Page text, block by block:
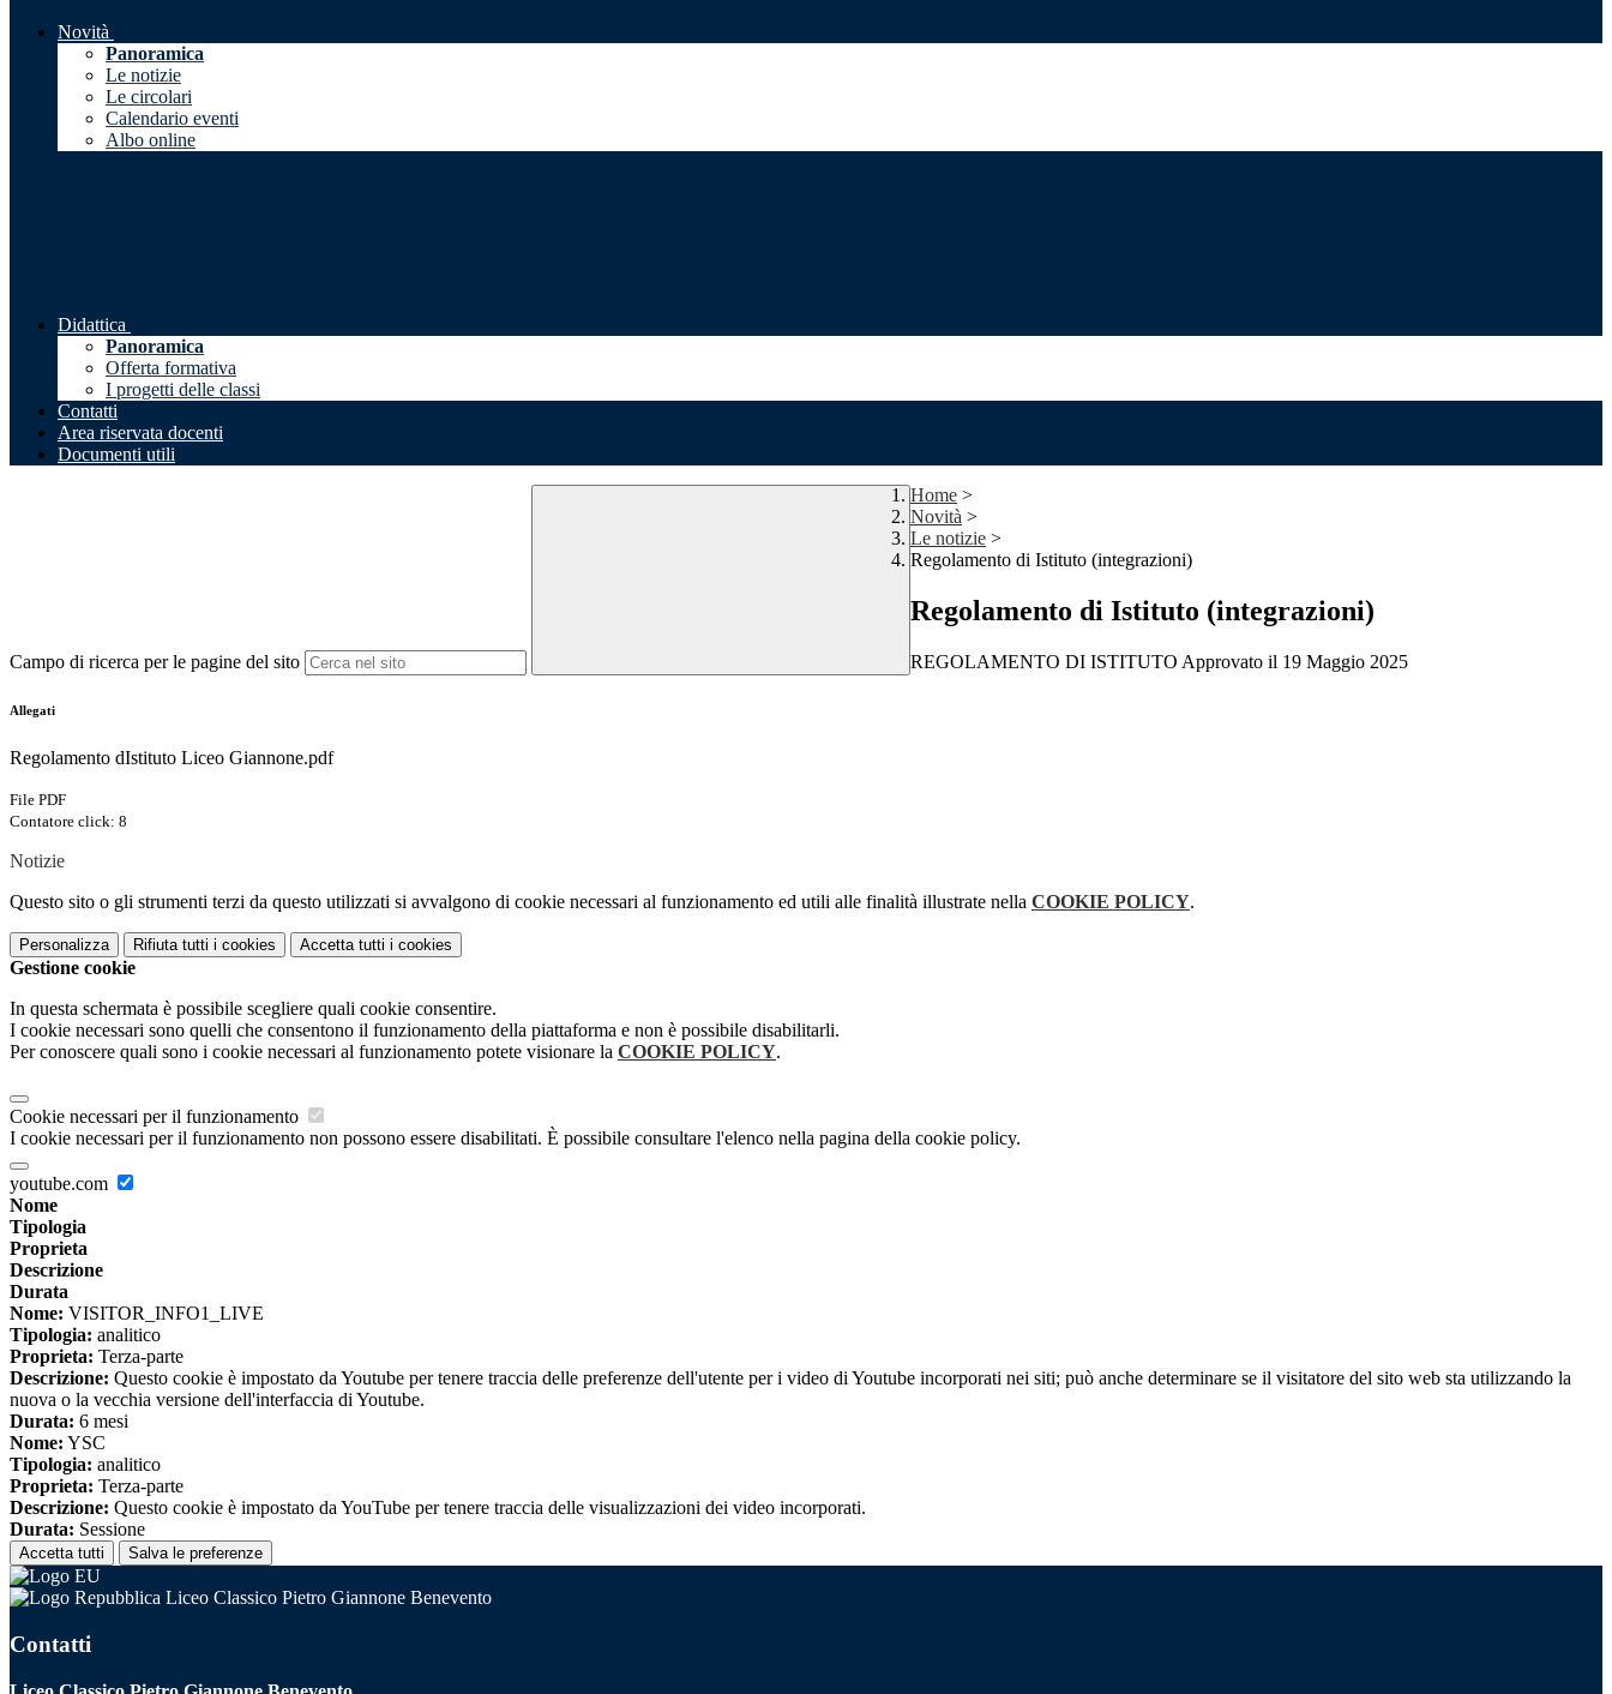
Novità
Panoramica
Le notizie
Le circolari
Calendario eventi
Albo online
Didattica
Panoramica
Offerta formativa
I progetti delle classi
Contatti
Area riservata docenti
Documenti utili
Campo di ricerca per le pagine del sito
Home >
Novità >
Le notizie >
Regolamento di Istituto (integrazioni)
Regolamento di Istituto (integrazioni)
REGOLAMENTO DI ISTITUTO Approvato il 19 Maggio 2025
Allegati
Regolamento dIstituto Liceo Giannone.pdf
File PDF
Contatore click: 8
Notizie
Questo sito o gli strumenti terzi da questo utilizzati si avvalgono di cookie necessari al funzionamento ed utili alle finalità illustrate nella COOKIE POLICY.
Personalizza Rifiuta tutti i cookies Accetta tutti i cookies
Gestione cookie
In questa schermata è possibile scegliere quali cookie consentire.
I cookie necessari sono quelli che consentono il funzionamento della piattaforma e non è possibile disabilitarli.
Per conoscere quali sono i cookie necessari al funzionamento potete visionare la COOKIE POLICY.
Cookie necessari per il funzionamento
I cookie necessari per il funzionamento non possono essere disabilitati. È possibile consultare l'elenco nella pagina della cookie policy.
youtube.com
Nome
Tipologia
Proprieta
Descrizione
Durata
Nome: VISITOR_INFO1_LIVE
Tipologia: analitico
Proprieta: Terza-parte
Descrizione: Questo cookie è impostato da Youtube per tenere traccia delle preferenze dell'utente per i video di Youtube incorporati nei siti; può anche determinare se il visitatore del sito web sta utilizzando la
nuova o la vecchia versione dell'interfaccia di Youtube.
Durata: 6 mesi
Nome: YSC
Tipologia: analitico
Proprieta: Terza-parte
Descrizione: Questo cookie è impostato da YouTube per tenere traccia delle visualizzazioni dei video incorporati.
Durata: Sessione
Accetta tutti Salva le preferenze
Liceo Classico Pietro Giannone Benevento
Contatti